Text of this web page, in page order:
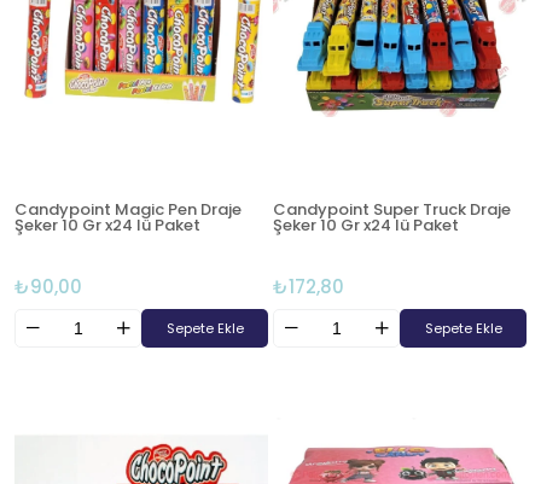
Candypoint Magic Pen Draje
Şeker 10 Gr x24 lü Paket
₺90,00
Sepete Ekle
Candypoint Super Truck Draje
Şeker 10 Gr x24 lü Paket
₺172,80
Sepete Ekle